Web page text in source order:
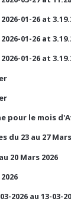
01-26 at
01-26 at
01-26 at
pour le mois
du 23 au 27
20 Mars 2026
2026 au 13-03-